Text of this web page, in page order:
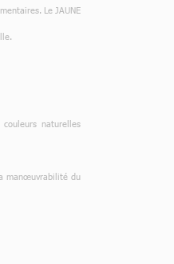
Le JAUNE
naturelles
manœuvrabilité du